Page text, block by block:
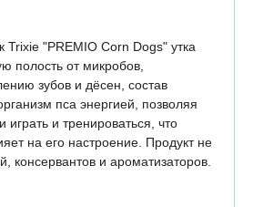
Trixie "PREMIO Corn Dogs" утка
полость от микробов,
зубов и дёсен, состав
пса энергией, позволяя
и тренироваться, что
на его настроение. Продукт не
консервантов и ароматизаторов.